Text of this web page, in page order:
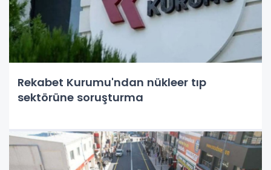
Rekabet Kurumu'ndan nükleer tıp
sektörüne soruşturma